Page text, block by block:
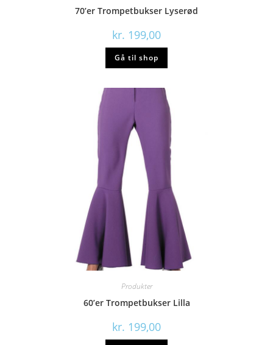
70’er Trompetbukser Lyserød
kr. 199,00
Gå til shop
Produkter
60’er Trompetbukser Lilla
kr. 199,00